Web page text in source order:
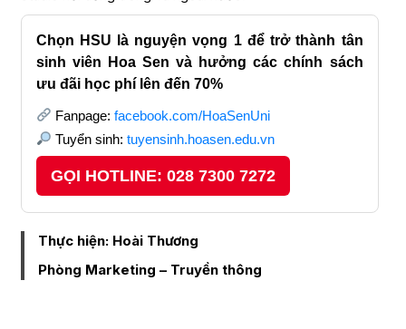
Chọn HSU là nguyện vọng 1 để trở thành tân
sinh viên Hoa Sen và hưởng các chính sách
ưu đãi học phí lên đến 70%
Fanpage: facebook.com/HoaSenUni
Tuyển sinh: tuyensinh.hoasen.edu.vn
GỌI HOTLINE: 028 7300 7272
Thực hiện: Hoài Thương
Phòng Marketing – Truyền thông